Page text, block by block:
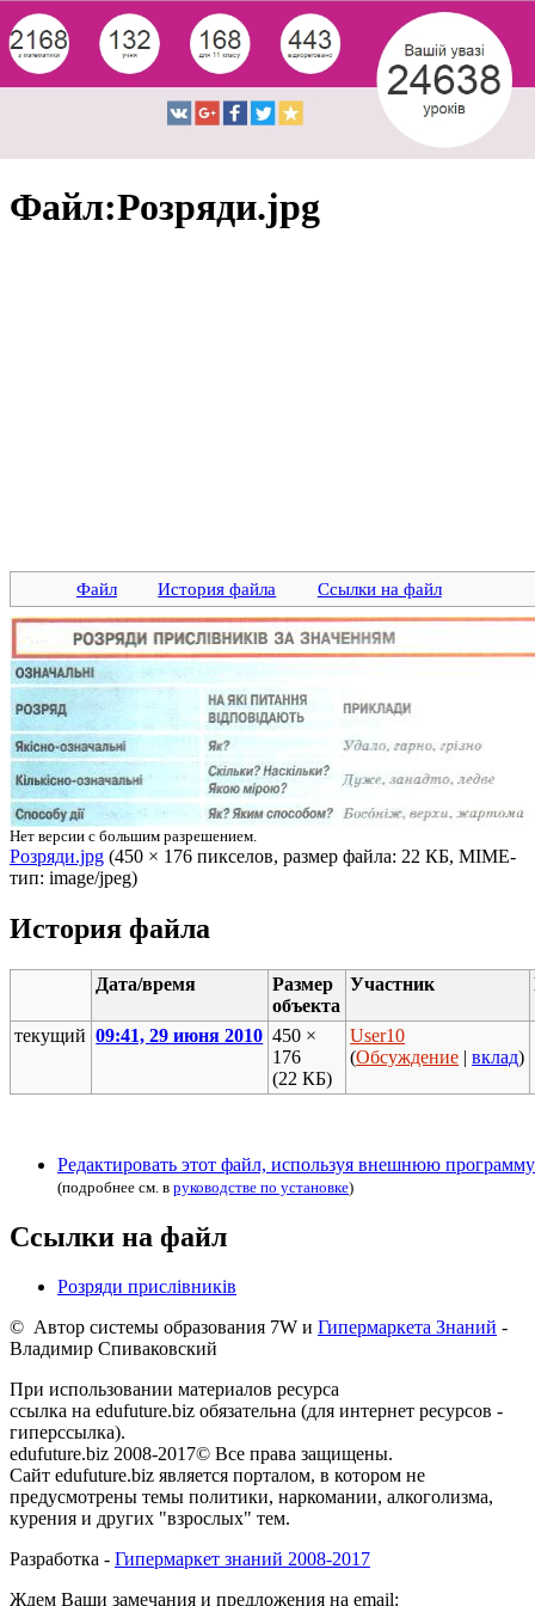
Файл:Розряди.jpg
Файл История файла Ссылки на файл
Нет версии с большим разрешением.
Розряди.jpg ‎ (450 × 176 пикселов, размер файла: 22 КБ, MIME-
тип: image/jpeg)
История файла
Дата/время
Размер
объекта
Участник
текущий 09:41, 29 июня 2010 450 ×
176
(22 КБ)
User10
(Обсуждение |вклад)
Редактировать этот файл, используя внешнюю программу
(подробнее см. в руководстве по установке)
Ссылки на файл
Розряди прислівників
© Автор системы образования 7W и Гипермаркета Знаний -
Владимир Спиваковский
При использовании материалов ресурса
ссылка на edufuture.biz обязательна (для интернет ресурсов -
гиперссылка).
edufuture.biz 2008-2017© Все права защищены.
Сайт edufuture.biz является порталом, в котором не
предусмотрены темы политики, наркомании, алкоголизма,
курения и других "взрослых" тем.
Разработка - Гипермаркет знаний 2008-2017
Ждем Ваши замечания и предложения на email: